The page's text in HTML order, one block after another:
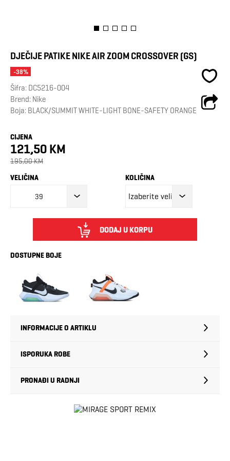
DJEČIJE PATIKE NIKE AIR ZOOM CROSSOVER (GS)
-38%
Šifra: DC5216-004
Brend: Nike
Boja: BLACK/SUMMIT WHITE-LIGHT BONE-SAFETY ORANGE
CIJENA
121,50 KM
195,00 KM
VELIČINA
39
KOLIČINA
DODAJ U KORPU
DOSTUPNE BOJE
INFORMACIJE O ARTIKLU
ISPORUKA ROBE
PRONAĐI U RADNJI